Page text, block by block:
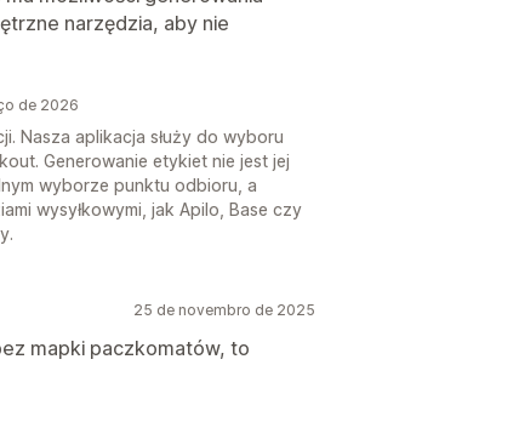
narzędzia, aby nie
de 2026
Nasza aplikacja służy do wyboru
Generowanie etykiet nie jest jej
wyborze punktu odbioru, a
wysyłkowymi, jak Apilo, Base czy
25 de novembro de 2025
mapki paczkomatów, to